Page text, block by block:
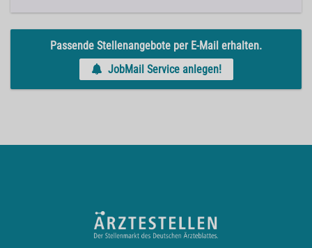
Passende Stellenangebote per E-Mail erhalten.
JobMail Service anlegen!